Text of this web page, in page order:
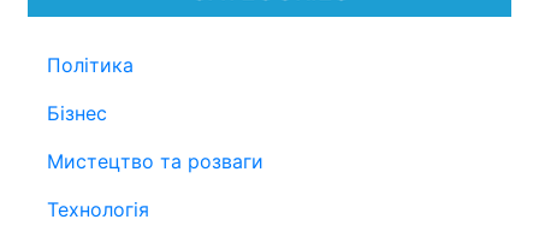
Політика
Бізнес
Мистецтво та розваги
Технологія